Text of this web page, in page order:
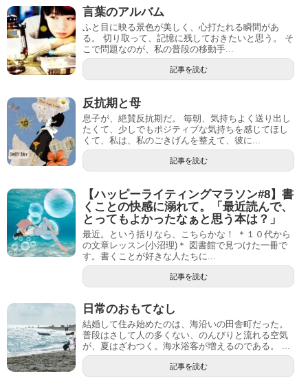
言葉のアルバム
ふと目に映る景色が美しく、心打たれる瞬間があ
る。 切り取って、記憶に残しておきたいと思う。 そ
こで問題なのが、私の普段の移動手...
記事を読む
反抗期と母
息子が、絶賛反抗期だ。 毎朝、気持ちよく送り出し
たくて、少しでもポジティブな気持ちを感じてほし
くて、私は、私のごきげんを整えて、彼に...
記事を読む
【ハッピーライティングマラソン#8】書
くことの快感に溺れて。「最近読んで、
とってもよかったなぁと思う本は？」
最近。という括りなら、こちらかな！ ＊１０代から
の文章レッスン(小沼理)＊ 図書館で見つけた一冊で
す。書くことが好きな人たちに...
記事を読む
日常のおもてなし
結婚して住み始めたのは、海沿いの田舎町だった。
普段はさして人の多くない、のんびりと流れる空気
が、夏はざわつく。海水浴客が増えるのである。 ...
記事を読む